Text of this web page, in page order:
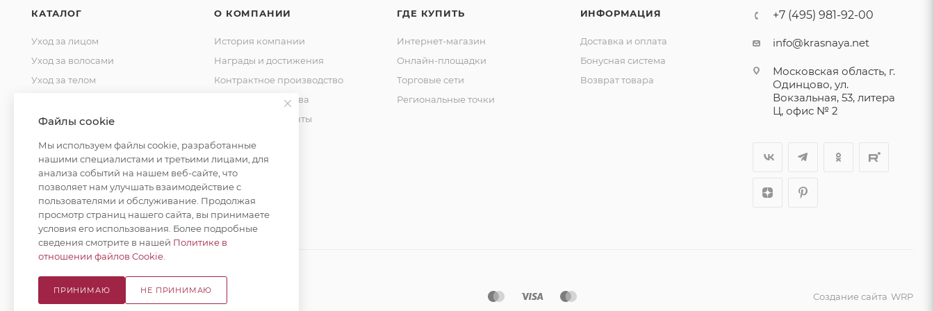
КАТАЛОГ
Уход за лицом
Уход за волосами
Уход за телом
Косметика для мужчин
Уход за полостью рта
Окрашивание волос
О КОМПАНИИ
История компании
Награды и достижения
Контрактное производство
Стандарты качества
Уставные документы
Контакты
ГДЕ КУПИТЬ
Интернет-магазин
Онлайн-площадки
Торговые сети
Региональные точки
ИНФОРМАЦИЯ
Доставка и оплата
Бонусная система
Возврат товара
+7 (495) 981-92-00
info@krasnaya.net
Московская область, г.
Одинцово, ул.
Вокзальная, 53, литера
Ц, офис № 2
© 2026 Русская Косметика. Все права защищены Создание сайта WRP
Файлы cookie
Мы используем файлы cookie, разработанные
нашими специалистами и третьими лицами, для
анализа событий на нашем веб-сайте, что
позволяет нам улучшать взаимодействие с
пользователями и обслуживание. Продолжая
просмотр страниц нашего сайта, вы принимаете
условия его использования. Более подробные
сведения смотрите в нашей Политике в
отношении файлов Cookie
ПРИНИМАЮ НЕ ПРИНИМАЮ